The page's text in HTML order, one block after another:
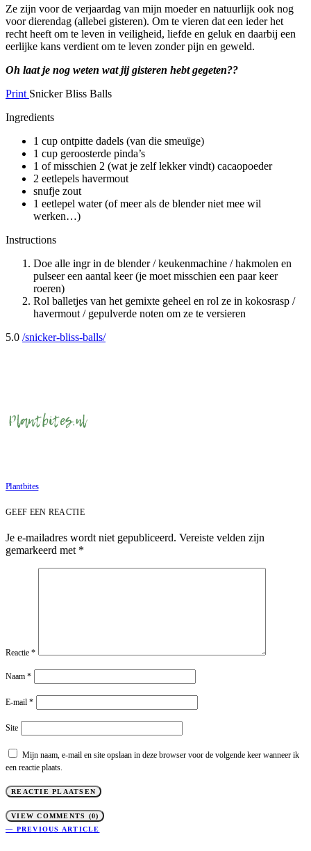
Ze zijn voor de verjaardag van mijn moeder en natuurlijk ook nog
voor dierendag (allebei gisteren). Om te vieren dat een ieder het
recht heeft om te leven in veiligheid, liefde en geluk en daarbij een
eerlijke kans verdient om te leven zonder pijn en geweld.
Oh laat je nog weten wat jij gisteren hebt gegeten??
Print Snicker Bliss Balls
Ingredients
1 cup ontpitte dadels (van die smeuïge)
1 cup geroosterde pinda’s
1 of misschien 2 (wat je zelf lekker vindt) cacaopoeder
2 eetlepels havermout
snufje zout
1 eetlepel water (of meer als de blender niet mee wil
werken…)
Instructions
Doe alle ingr in de blender / keukenmachine / hakmolen en
pulseer een aantal keer (je moet misschien een paar keer
roeren)
Rol balletjes van het gemixte geheel en rol ze in kokosrasp /
havermout / gepulverde noten om ze te versieren
5.0 /snicker-bliss-balls/
Plantbites
GEEF EEN REACTIE
Je e-mailadres wordt niet gepubliceerd. Vereiste velden zijn
gemarkeerd met *
Reactie *
Naam *
E-mail *
Site
Mijn naam, e-mail en site opslaan in deze browser voor de volgende keer wanneer ik
een reactie plaats.
VIEW COMMENTS (0)
— PREVIOUS ARTICLE